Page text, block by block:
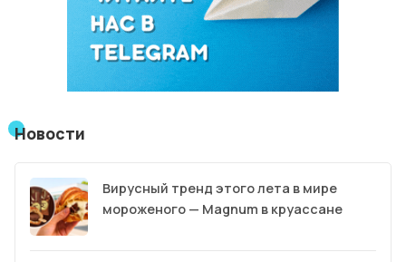
Новости
Вирусный тренд этого лета в мире
мороженого — Magnum в круассане